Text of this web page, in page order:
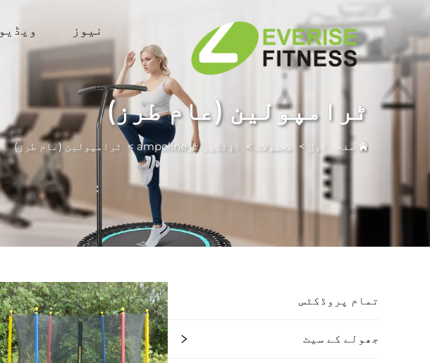
ویڈیو نیوز
ٹرامپولین (عام طرز)
صفحہ اول > محصولات > آؤٹڈور ٹرampoline > ٹرامپولین (عام طرز)
تمام پروڈکٹس
جھولے کے سیٹ